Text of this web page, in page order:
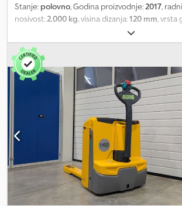
Stanje: polovno, Godina proizvodnje:2017,
nosivost:2.000 kg, visina dizanja:120 mm, vrsta
, stanje pneumatika:
prazna masa vozila:706 kg, ukupna dužina:
Opis dodatne opreme: tandem valjci za
upravljanje, ručka za upravljanje dostupna sa
amortizovana vozačka platforma, fiksna
modul. Opis: Pregled i nova UVV
inspekcija). Dkjdpfx Afowg Hxto Uor